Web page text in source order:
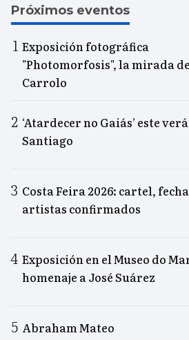
Próximos eventos
Exposición fotográfica
"Photomorfosis", la mirada
Carrolo
‘Atardecer no Gaiás’ este
Santiago
Costa Feira 2026: cartel,
artistas confirmados
Exposición en el Museo do
homenaje a José Suárez
Abraham Mateo